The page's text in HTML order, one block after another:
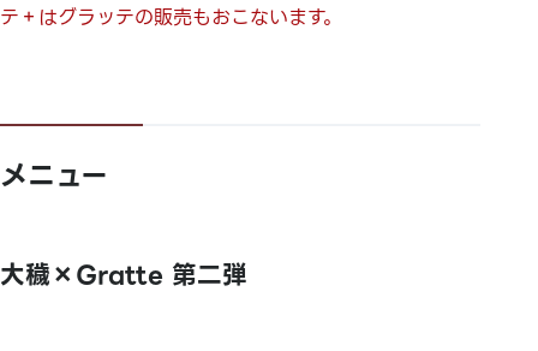
テ＋はグラッテの販売もおこないます。
メニュー
大穢×Gratte 第二弾